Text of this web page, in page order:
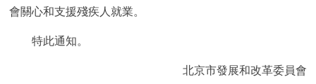
會關心和支援殘疾人就業。
特此通知。
北京市發展和改革委員會